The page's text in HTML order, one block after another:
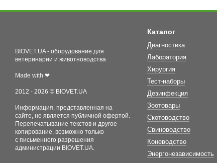
BIOVET.UA - оборудование для
ветеринарии и животноводства
Made with ❤
2012 - 2026 © BIOVET.UA
Информация, представленная на
сайте, не является публичной офертой.
Перепечатывание текстов и другое
копирование, возможно только
с письменного разрешения
администрации BIOVET.UA.
Каталог
Диагностика
Лаборатория
Хирургия
Тест-наборы
Дезинфекция
Зоотовары
Скотоводство
Свиноводство
Коневодство
Энергонезависимость